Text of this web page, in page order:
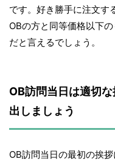
です。好き勝手に注文す
OBの方と同等価格以下
だと言えるでしょう。
OB訪問当日は適切
出しましょう
OB訪問当日の最初の挨